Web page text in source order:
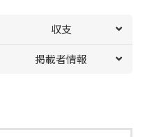
収支
掲載者情報